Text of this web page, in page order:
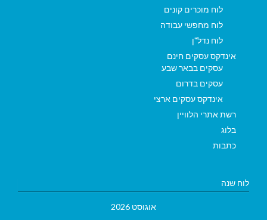
לוח מוכרים קונים
לוח מחפשי עבודה
לוח נדל"ן
אינדקס עסקים חינם
עסקים בבאר שבע
עסקים בדרום
אינדקס עסקים ארצי
רשת אתרי הלוויין
בלוג
כתבות
לוח שנה
אוגוסט 2026